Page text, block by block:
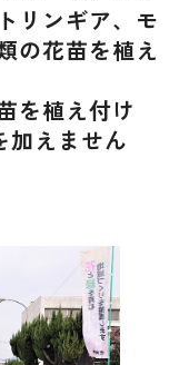
リンギア、モ
の花苗を植え
を植え付け
加えません